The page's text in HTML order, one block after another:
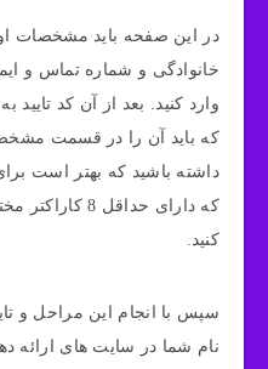
در این صفحه باید مشخصات
خانوادگی و شماره تماس و
وارد کنید. بعد از آن کد
که باید آن را در قسمت
داشته باشید که بهتر است
که دارای حداقل
کنید.
سپس با انجام این مراحل و
نام شما در سایت های ارائه